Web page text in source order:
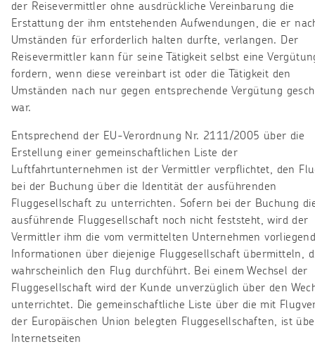
der Reisevermittler ohne ausdrückliche Vereinbarung die
Erstattung der ihm entstehenden Aufwendungen, die er
Umständen für erforderlich halten durfte, verlangen. Der
Reisevermittler kann für seine Tätigkeit selbst eine
fordern, wenn diese vereinbart ist oder die Tätigkeit den
Umständen nach nur gegen entsprechende Vergütung
war.
Entsprechend der EU-Verordnung Nr. 2111/2005 über die
Erstellung einer gemeinschaftlichen Liste der
Luftfahrtunternehmen ist der Vermittler verpflichtet, den
bei der Buchung über die Identität der ausführenden
Fluggesellschaft zu unterrichten. Sofern bei der Buchung
ausführende Fluggesellschaft noch nicht feststeht, wird der
Vermittler ihm die vom vermittelten Unternehmen
Informationen über diejenige Fluggesellschaft übermitteln,
wahrscheinlich den Flug durchführt. Bei einem Wechsel der
Fluggesellschaft wird der Kunde unverzüglich über den
unterrichtet. Die gemeinschaftliche Liste über die mit
der Europäischen Union belegten Fluggesellschaften, ist
Internetseiten